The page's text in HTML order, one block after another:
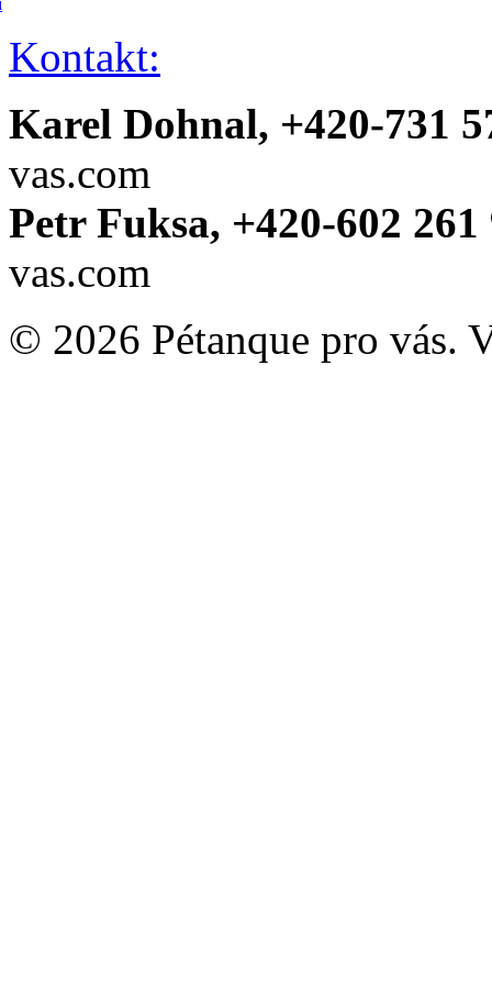
Kontakt:
Karel Dohnal, +420-731
vas.com
Petr Fuksa, +420-602 261
vas.com
© 2026 Pétanque pro vás.